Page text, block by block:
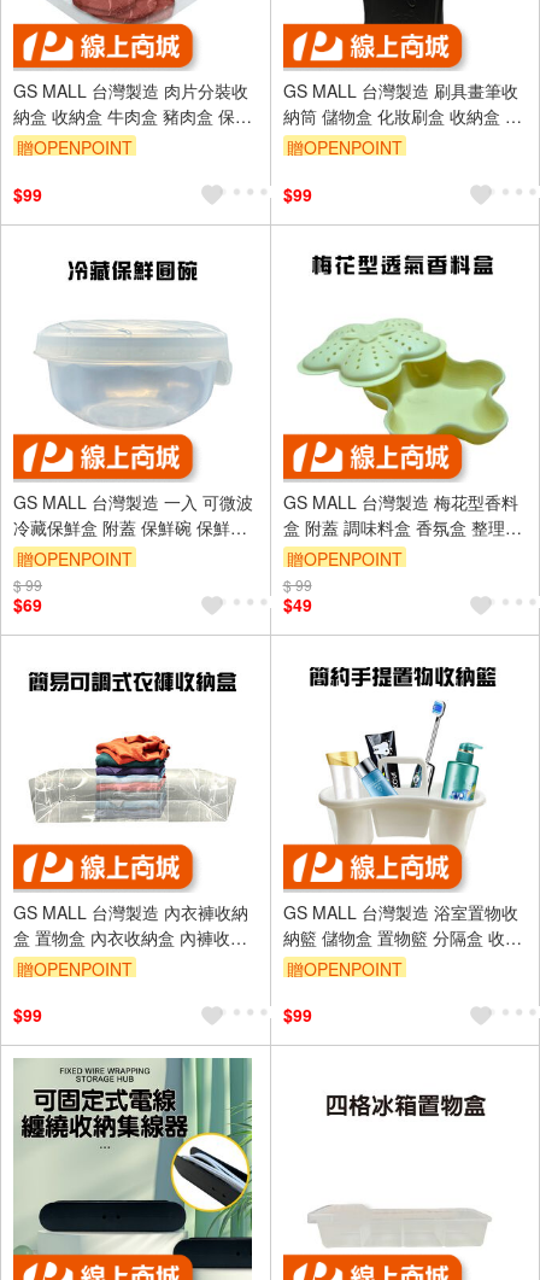
GS MALL 台灣製造 肉片分裝收
納盒 收納盒 牛肉盒 豬肉盒 保鮮
盒 分裝盒 肉片盒 分裝盒
贈OPENPOINT
$99
GS MALL 台灣製造 刷具畫筆收
納筒 儲物盒 化妝刷盒 收納盒 置
物盒 刷具盒 收納筒 畫筆收納盒
贈OPENPOINT
$99
GS MALL 台灣製造 一入 可微波
冷藏保鮮盒 附蓋 保鮮碗 保鮮盒
冷藏盒 微波碗 便當盒 微波盒 收
納盒 點心收納
贈OPENPOINT
$ 99
$69
GS MALL 台灣製造 梅花型香料
盒 附蓋 調味料盒 香氛盒 整理盒
佐料盒 香料盒 梅花盒 收納盒
贈OPENPOINT
$ 99
$49
GS MALL 台灣製造 內衣褲收納
盒 置物盒 內衣收納盒 內褲收納
盒 內衣分隔盒 內褲收隔盒 收納
贈OPENPOINT
$99
GS MALL 台灣製造 浴室置物收
納籃 儲物盒 置物籃 分隔盒 收納
盒 整理盒 放置盒 收納籃 浴室收
贈OPENPOINT
$99